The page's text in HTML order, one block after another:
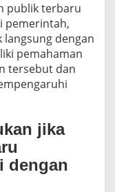
publik terbaru
pemerintah,
dengan
pemahaman
tersebut dan
jika
dengan